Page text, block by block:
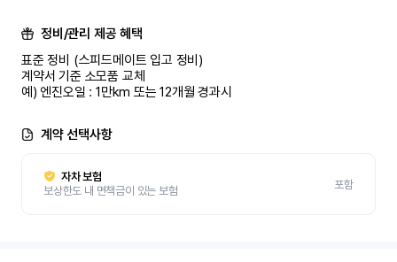
정비/관리 제공 혜택
표준 정비 (스피드메이트 입고 정비)
계약서 기준 소모품 교체
예) 엔진오일 : 1만km 또는 12개월 경과시
계약 선택사항
자차 보험
보상한도 내 면책금이 있는 보험
포함